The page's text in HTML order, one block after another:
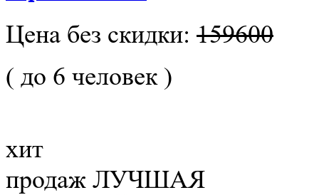
Цена без скидки: 159600
( до 6 человек )
хит
продаж ЛУЧШАЯ